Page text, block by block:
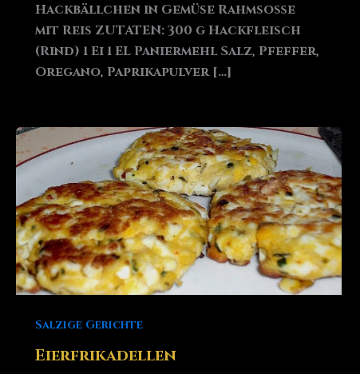
Hackbällchen in Gemüse Rahmsoße
mit Reis ZUTATEN: 300 g Hackfleisch
(Rind) 1 Ei 1 EL Paniermehl Salz, Pfeffer,
Oregano, Paprikapulver […]
Salzige Gerichte
Eierfrikadellen